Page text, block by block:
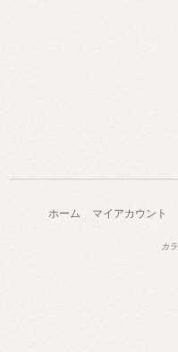
ホーム マイアカウント
カ